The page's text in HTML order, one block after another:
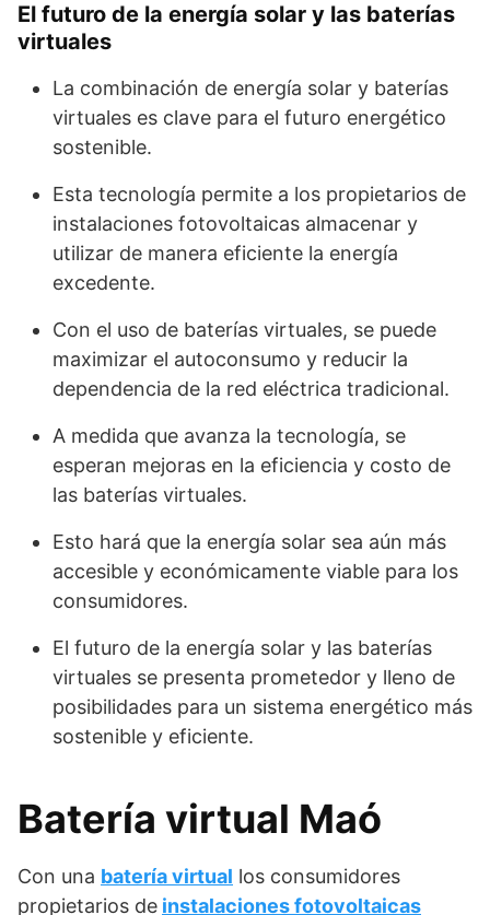
El futuro de la energía solar y las baterías
virtuales
La combinación de energía solar y baterías
virtuales es clave para el futuro energético
sostenible.
Esta tecnología permite a los propietarios de
instalaciones fotovoltaicas almacenar y
utilizar de manera eficiente la energía
excedente.
Con el uso de baterías virtuales, se puede
maximizar el autoconsumo y reducir la
dependencia de la red eléctrica tradicional.
A medida que avanza la tecnología, se
esperan mejoras en la eficiencia y costo de
las baterías virtuales.
Esto hará que la energía solar sea aún más
accesible y económicamente viable para los
consumidores.
El futuro de la energía solar y las baterías
virtuales se presenta prometedor y lleno de
posibilidades para un sistema energético más
sostenible y eficiente.
Batería virtual Maó
Con una batería virtual los consumidores
propietarios de instalaciones fotovoltaicas